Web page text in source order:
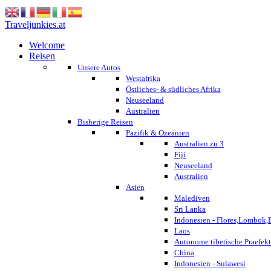
Traveljunkies.at
Welcome
Reisen
Unsere Autos
Westafrika
Östliches- & südliches Afrika
Neuseeland
Australien
Bisherige Reisen
Pazifik & Ozeanien
Australien zu 3
Fiji
Neuseeland
Australien
Asien
Malediven
Sri Lanka
Indonesien -
Laos
Autonome tibetische
China
Indonesien - Sulawesi